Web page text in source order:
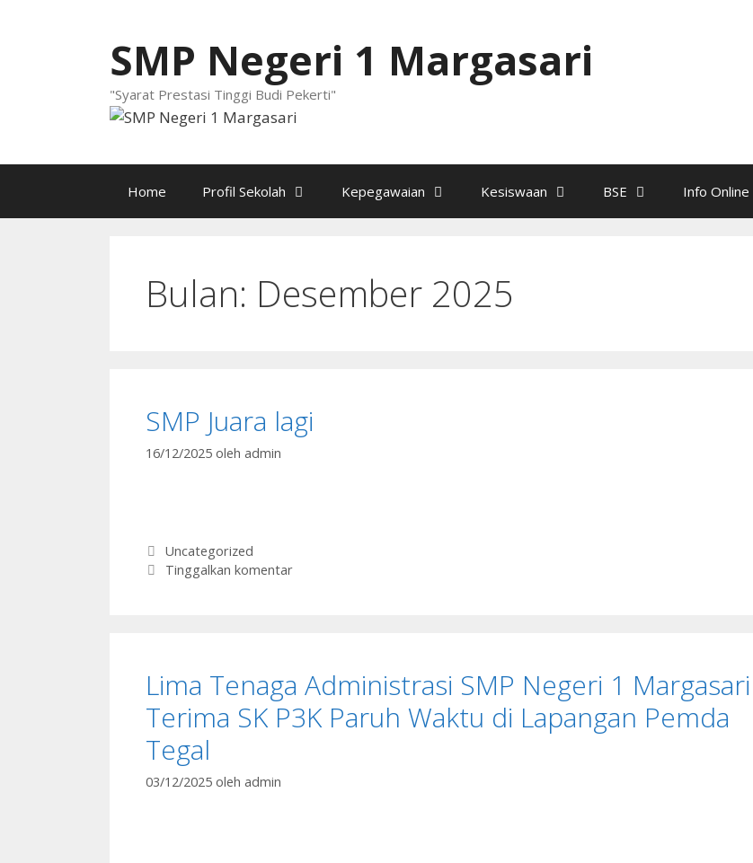
SMP Negeri 1 Margasari
"Syarat Prestasi Tinggi Budi Pekerti"
Home Profil Sekolah Kepegawaian Kesiswaan BSE Info Online
Bulan: Desember 2025
SMP Juara lagi
16/12/2025 oleh admin
Kategori
Uncategorized
Tinggalkan komentar
Lima Tenaga Administrasi SMP Negeri 1 Margasari
Terima SK P3K Paruh Waktu di Lapangan Pemda
Tegal
03/12/2025 oleh admin